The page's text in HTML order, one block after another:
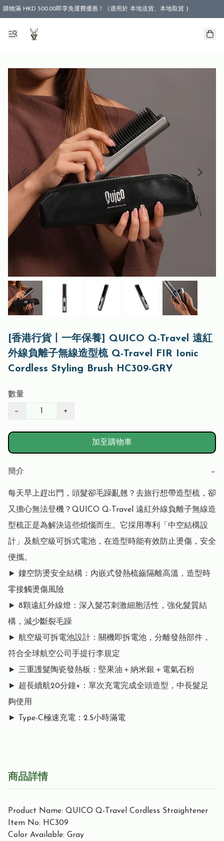
購物滿 HKD 500.00即享免運費優惠！（適用於 本地送貨、本地取貨 )
[香港行貨丨一年保養] QUICO Q-Travel 遠紅
外線負離子無線造型梳 Q-Travel FIR Ionic
Cordless Styling Brush HC309-GRY
數量
− +
加至購物車
簡介 −
每天早上趕出門，頭髮卻毛躁亂翹？去旅行想帶造型梳，卻
又擔心無法登機？QUICO Q-Travel 遠紅外線負離子無線造
型梳正是為解決這些煩惱而生。它採用專利「中空結構設
計」及航空級可拆式電池，在造型時能有效防止燙傷，安全
便攜。
► 鏤空防燙安全結構：內嵌式發熱梳齒隔離高溫，造型時
零接觸燙傷風險
► 8顆遠紅外線燈：深入髮芯刺激細胞活性，強化髮質結
構，減少斷裂毛躁
► 航空級可拆電池設計：關機即拆電池，分離發熱部件，
符合全球航空公司手提行李規定
► 三重護髮陶瓷發熱板：堅果油＋納米銀＋電氣石粉
► 超長續航20分鐘+：單次充電完成全頭造型，中長髮足
夠使用
► Type-C極速充電：2.5小時滿電
商品詳情
Product Name: QUICO Q-Travel Cordless Straightener
Item No: HC309
Color Available: Gray